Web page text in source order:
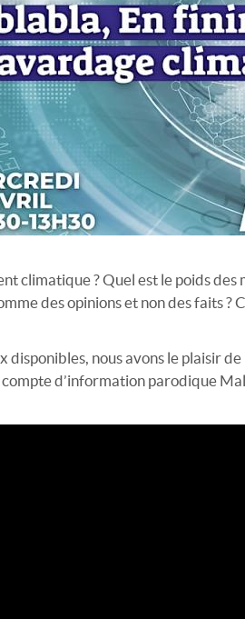
climatique ? Quel est le poids
des opinions et non des faits ?
disponibles, nous avons le plaisir
d’information parodique